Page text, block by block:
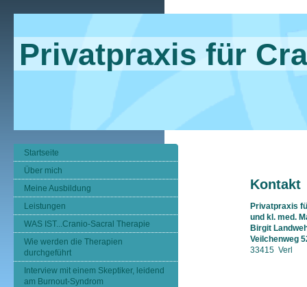
Privatpraxis für
Kontakt
Privatpraxis
und kl. med.
Birgit
Veilchenweg
33415 Verl
Startseite
Über mich
Meine Ausbildung
Leistungen
WAS IST...Cranio-Sacral Therapie
Wie werden die Therapien
durchgeführt
Interview mit einem Skeptiker, leidend
am Burnout-Syndrom